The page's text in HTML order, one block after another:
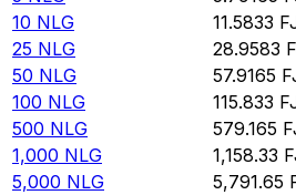
10 NLG 11.5833
25 NLG 28.9583
50 NLG 57.9165
100 NLG 115.833
500 NLG 579.165
1,000 NLG 1,158.33
5,000 NLG 5,791.65